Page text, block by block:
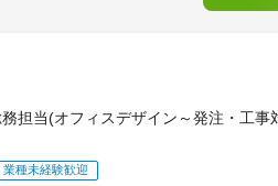
担当(オフィスデザイン～発注・工事
業種未経験歓迎